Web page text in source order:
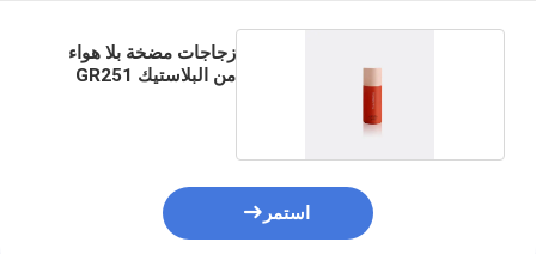
زجاجات مضخة بلا هواء
من البلاستيك GR251
استمر